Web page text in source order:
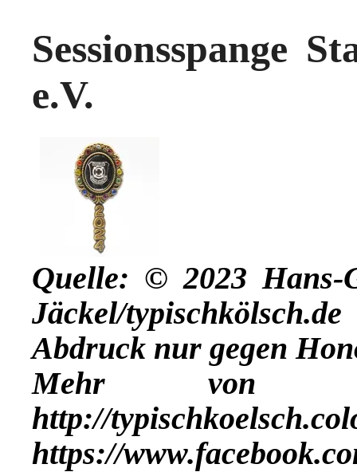
Sessionsspange
e.V.
Quelle: © 2023 Hans-
Jäckel/typischkölsch.de
Abdruck nur gegen
Mehr
http://
https://